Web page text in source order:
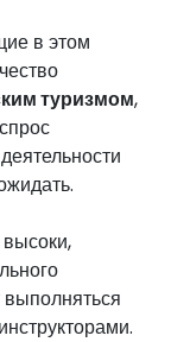
в этом
туризмом,